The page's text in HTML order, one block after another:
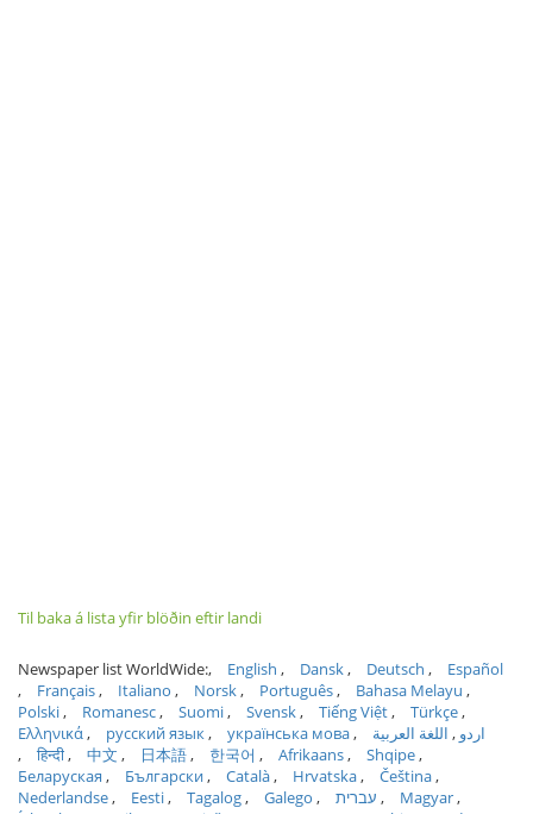
Til baka á lista yfir blöðin eftir landi
Newspaper list WorldWide: English Dansk Deutsch
Español
Français
Italiano Norsk Português
Bahasa Melayu
Polski
Romanesc Suomi Svensk Tiếng Việt
Türkçe
Ελληνικά
русский язык українська мова اردو
اللغة العربية
हिन्दी
中文 日本語 한국어 Afrikaans
Shqipe
Беларуская
Български Català Hrvatska
Čeština
Nederlandse
Eesti Tagalog Galego עברית
Magyar